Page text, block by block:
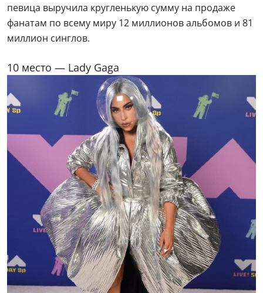
певица выручила кругленькую сумму на продаже
фанатам по всему миру 12 миллионов альбомов и 81
миллион синглов.
10 место — Lady Gaga